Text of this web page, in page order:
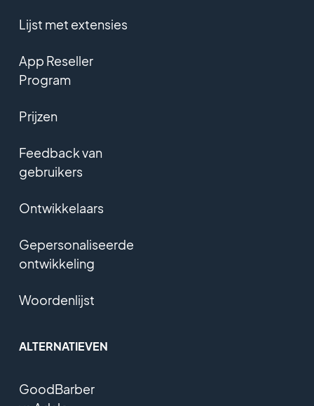
Lijst met extensies
App Reseller
Program
Prijzen
Feedback van
gebruikers
Ontwikkelaars
Gepersonaliseerde
ontwikkeling
Woordenlijst
ALTERNATIEVEN
GoodBarber